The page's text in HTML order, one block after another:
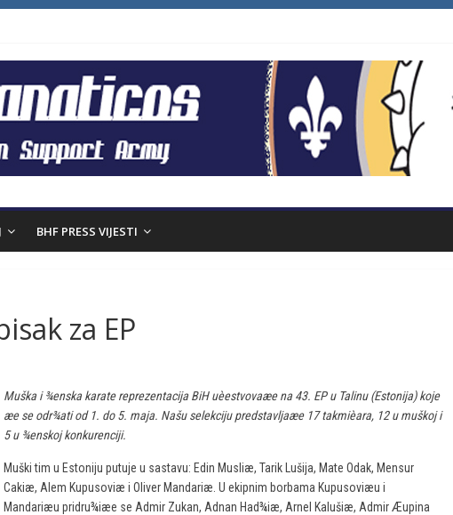
BHF PRESS VIJESTI
za EP
Muška i ¾enska karate reprezentacija BiH uèestvovaæe na 43. EP u Talinu (Estonija) koje
æe se odr¾ati od 1. do 5. maja. Našu selekciju predstavljaæe 17 takmièara, 12 u muškoj i
5 u ¾enskoj konkurenciji.
Muški tim u Estoniju putuje u sastavu: Edin Musliæ, Tarik Lušija, Mate Odak, Mensur
Cakiæ, Alem Kupusoviæ i Oliver Mandariæ. U ekipnim borbama Kupusoviæu i
Mandariæu pridru¾iæe se Admir Zukan, Adnan Had¾iæ, Arnel Kalušiæ, Admir Æupina